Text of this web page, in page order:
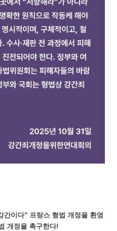
이다” 프랑스 형법 개정을 환영
개정을 촉구한다!